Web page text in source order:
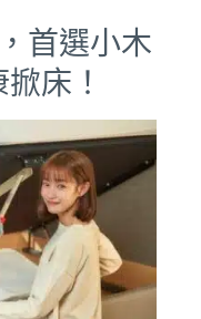
首選小木
床！